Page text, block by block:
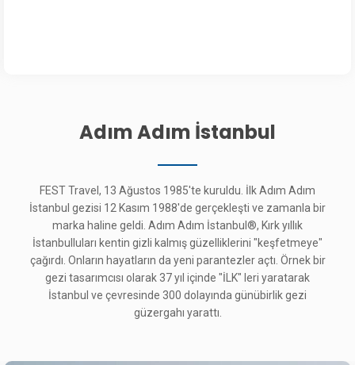
Adım Adım İstanbul
FEST Travel, 13 Ağustos 1985'te kuruldu. İlk Adım Adım
İstanbul gezisi 12 Kasım 1988'de gerçekleşti ve zamanla bir
marka haline geldi. Adım Adım İstanbul®, Kırk yıllık
İstanbulluları kentin gizli kalmış güzelliklerini "keşfetmeye"
çağırdı. Onların hayatların da yeni parantezler açtı. Örnek bir
gezi tasarımcısı olarak 37 yıl içinde "İLK" leri yaratarak
İstanbul ve çevresinde 300 dolayında günübirlik gezi
güzergahı yarattı.